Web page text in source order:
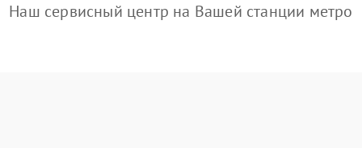
Наш сервисный центр на Вашей станции метро